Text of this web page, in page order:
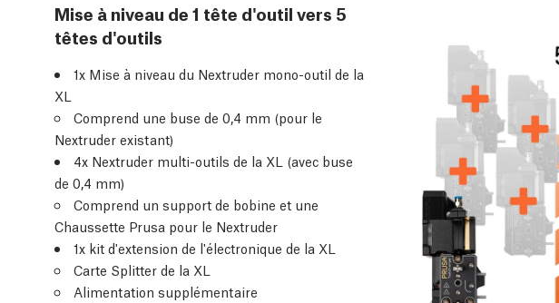
Mise à niveau de 1 tête d'outil vers 5
têtes d'outils
1x Mise à niveau du Nextruder mono-outil de la
XL
Comprend une buse de 0,4 mm (pour le
Nextruder existant)
4x Nextruder multi-outils de la XL (avec buse
de 0,4 mm)
Comprend un support de bobine et une
Chaussette Prusa pour le Nextruder
1x kit d'extension de l'électronique de la XL
Carte Splitter de la XL
Alimentation supplémentaire